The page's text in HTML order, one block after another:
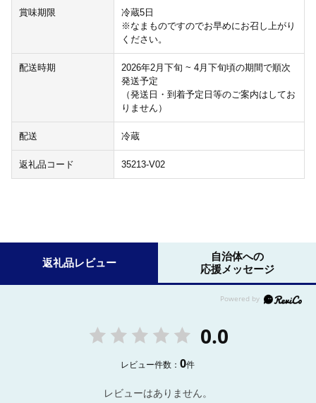
賞味期限
冷蔵5日
※なまものですのでお早めにお召し上がり
ください。
配送時期
2026年2月下旬 ~ 4月下旬頃の期間で順次
発送予定
（発送日・到着予定日等のご案内はしてお
りません）
配送 冷蔵
返礼品コード 35213-V02
返礼品レビュー
自治体への
応援メッセージ
0.0
レビュー件数：0件
レビューはありません。